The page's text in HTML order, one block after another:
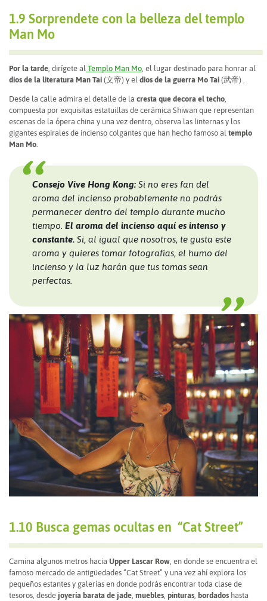
1.9 Sorprendete con la belleza del templo
Man Mo
Por la tarde, dirígete al Templo Man Mo, el lugar destinado para honrar al
dios de la literatura Man Tai (文帝) y el dios de la guerra Mo Tai (武帝) .
Desde la calle admira el detalle de la cresta que decora el techo,
compuesta por exquisitas estatuillas de cerámica Shiwan que representan
escenas de la ópera china y una vez dentro, observa las linternas y los
gigantes espirales de incienso colgantes que han hecho famoso al templo
Man Mo.
Consejo Vive Hong Kong: Si no eres fan del
aroma del incienso probablemente no podrás
permanecer dentro del templo durante mucho
tiempo. El aroma del incienso aquí es intenso y
constante. Si, al igual que nosotros, te gusta este
aroma y quieres tomar fotografías, el humo del
incienso y la luz harán que tus tomas sean
perfectas.
1.10 Busca gemas ocultas en “Cat Street”
Camina algunos metros hacia Upper Lascar Row, en donde se encuentra el
famoso mercado de antigüedades “Cat Street” y una vez ahí explora los
pequeños estantes y galerías en donde podrás encontrar toda clase de
tesoros, desde joyería barata de jade, muebles, pinturas, bordados hasta